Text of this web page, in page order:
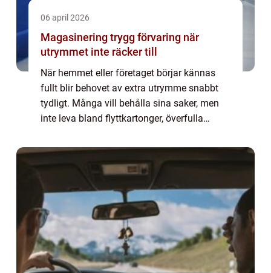
06 april 2026
Magasinering trygg förvaring när
utrymmet inte räcker till
När hemmet eller företaget börjar kännas
fullt blir behovet av extra utrymme snabbt
tydligt. Många vill behålla sina saker, men
inte leva bland flyttkartonger, överfulla
Magasinering en praktisk lösning. Genom ...